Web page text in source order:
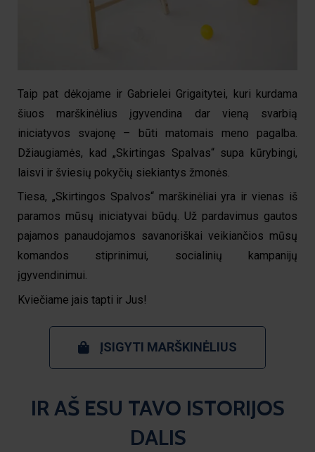
Taip pat dėkojame ir Gabrielei Grigaitytei, kuri kurdama
šiuos marškinėlius įgyvendina dar vieną svarbią
iniciatyvos svajonę – būti matomais meno pagalba.
Džiaugiamės, kad „Skirtingas Spalvas“ supa kūrybingi,
laisvi ir šviesių pokyčių siekiantys žmonės.
Tiesa, „Skirtingos Spalvos“ marškinėliai yra ir vienas iš
paramos mūsų iniciatyvai būdų. Už pardavimus gautos
pajamos panaudojamos savanoriškai veikiančios mūsų
komandos stiprinimui, socialinių kampanijų
įgyvendinimui.
Kviečiame jais tapti ir Jus!
ĮSIGYTI MARŠKINĖLIUS
IR AŠ ESU TAVO ISTORIJOS
DALIS